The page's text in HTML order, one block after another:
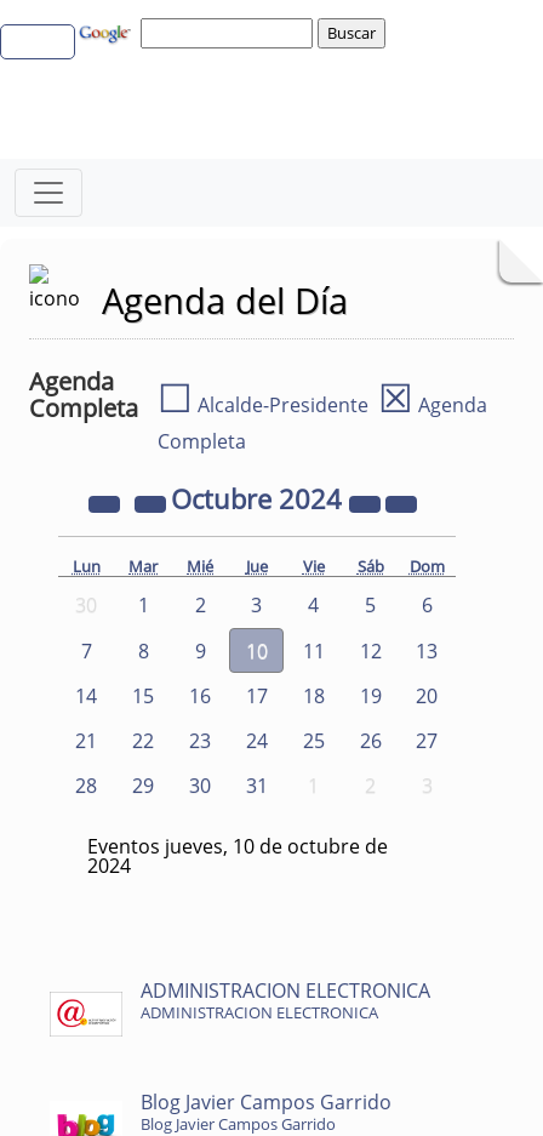
Agenda del Día
Agenda
Completa
☐ Alcalde-Presidente ☒ Agenda
Completa
Octubre 2024
Lun Mar Mié Jue Vie Sáb Dom
30 1 2 3 4 5
6
7
8 9 10 11 12
13
14
15 16 17 18 19
20
21
22 23 24 25 26
27
28
29 30 31 1 2 3
Eventos jueves, 10 de octubre de
2024
ADMINISTRACION ELECTRONICA
ADMINISTRACION ELECTRONICA
Blog Javier Campos Garrido
Blog Javier Campos Garrido